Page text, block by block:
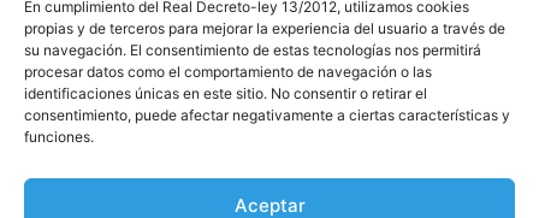
En cumplimiento del Real Decreto-ley 13/2012, utilizamos cookies
propias y de terceros para mejorar la experiencia del usuario a través de
su navegación. El consentimiento de estas tecnologías nos permitirá
procesar datos como el comportamiento de navegación o las
identificaciones únicas en este sitio. No consentir o retirar el
consentimiento, puede afectar negativamente a ciertas características y
funciones.
Aceptar
«Money» de PINK FLOYD cumple 53 años.
ECHOES OF PINK FLOYD volverán al Palau de
la Música Catalana en junio